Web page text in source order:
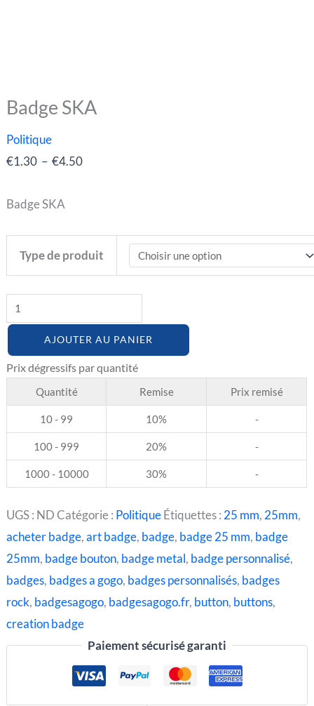
Badge SKA
Politique
€1.30 – €4.50
Plage
Badge SKA
Type de produit
quantité
Badge
AJOUTER AU PANIER
Quantité Remise Prix remisé
10 - 99 10% -
100 - 999 20% -
1000 - 10000 30% -
UGS : NDCatégorie : PolitiqueÉtiquettes : 25 mm, 25mm,
acheter badge,art badge, badge, badge 25 mm, badge
25mm, badge bouton, badge metal, badge personnalisé,
badges, badges a gogo, badges personnalisés, badges
rock, badgesagogo, badgesagogo.fr, button, buttons,
creation badge
Paiement sécurisé garanti